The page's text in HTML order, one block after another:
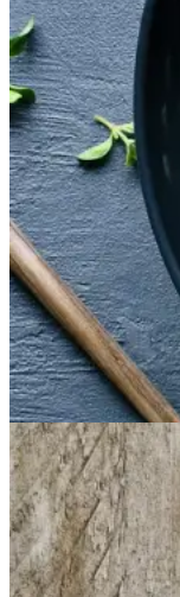
SatjaSatja de
pollopollo
Gem opskrift
Aftensmad